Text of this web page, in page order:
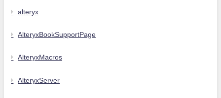
alteryx
AlteryxBookSupportPage
AlteryxMacros
AlteryxServer